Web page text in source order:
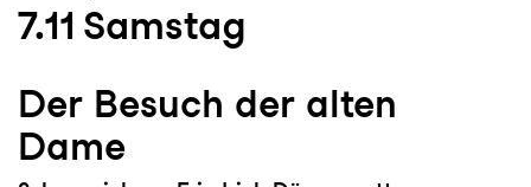
7.11 Samstag
Der Besuch der alten
Dame